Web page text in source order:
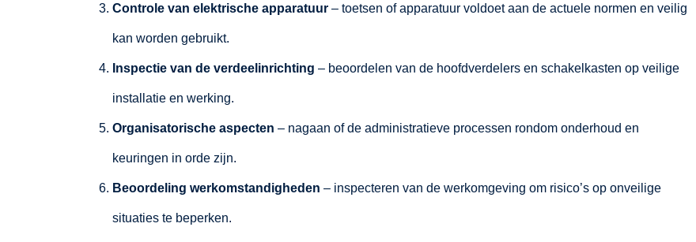
Controle van elektrische apparatuur – toetsen of apparatuur voldoet aan de actuele normen en veilig
kan worden gebruikt.
Inspectie van de verdeelinrichting – beoordelen van de hoofdverdelers en schakelkasten op veilige
installatie en werking.
Organisatorische aspecten – nagaan of de administratieve processen rondom onderhoud en
keuringen in orde zijn.
Beoordeling werkomstandigheden – inspecteren van de werkomgeving om risico’s op onveilige
situaties te beperken.